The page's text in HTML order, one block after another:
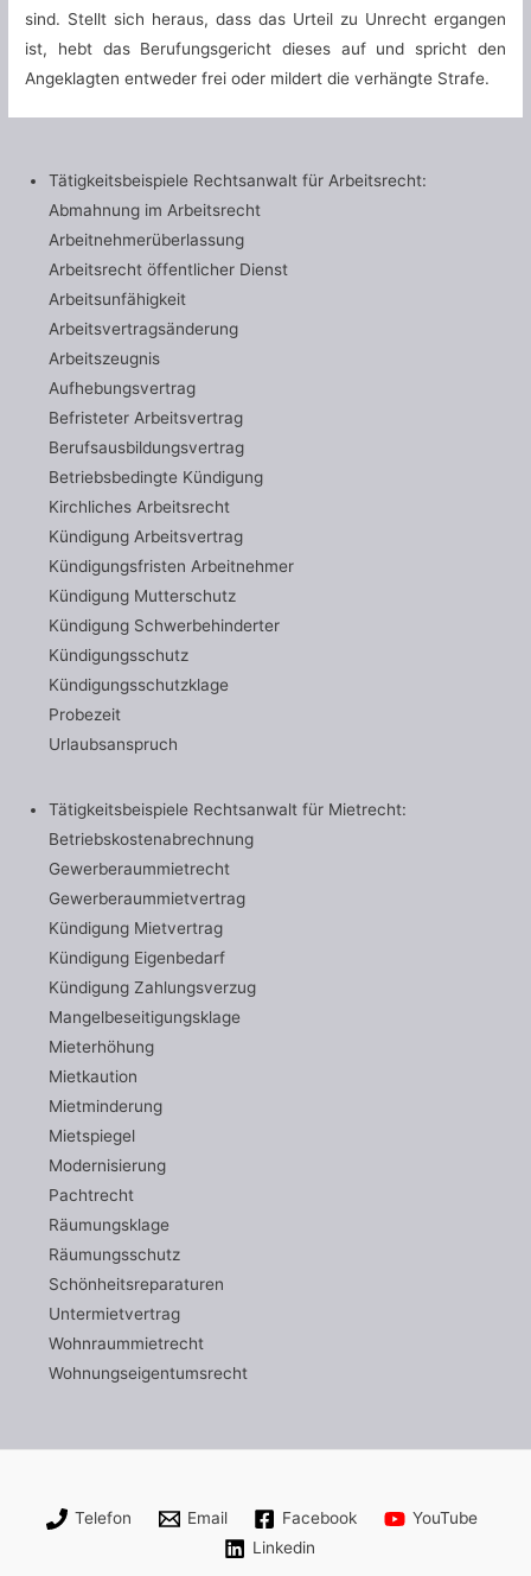
sind. Stellt sich heraus, dass das Urteil zu Unrecht ergangen
ist, hebt das Berufungsgericht dieses auf und spricht den
Angeklagten entweder frei oder mildert die verhängte Strafe.
Tätigkeitsbeispiele Rechtsanwalt für Arbeitsrecht:
Abmahnung im Arbeitsrecht
Arbeitnehmerüberlassung
Arbeitsrecht öffentlicher Dienst
Arbeitsunfähigkeit
Arbeitsvertragsänderung
Arbeitszeugnis
Aufhebungsvertrag
Befristeter Arbeitsvertrag
Berufsausbildungsvertrag
Betriebsbedingte Kündigung
Kirchliches Arbeitsrecht
Kündigung Arbeitsvertrag
Kündigungsfristen Arbeitnehmer
Kündigung Mutterschutz
Kündigung Schwerbehinderter
Kündigungsschutz
Kündigungsschutzklage
Probezeit
Urlaubsanspruch
Tätigkeitsbeispiele Rechtsanwalt für Mietrecht:
Betriebskostenabrechnung
Gewerberaummietrecht
Gewerberaummietvertrag
Kündigung Mietvertrag
Kündigung Eigenbedarf
Kündigung Zahlungsverzug
Mangelbeseitigungsklage
Mieterhöhung
Mietkaution
Mietminderung
Mietspiegel
Modernisierung
Pachtrecht
Räumungsklage
Räumungsschutz
Schönheitsreparaturen
Untermietvertrag
Wohnraummietrecht
Wohnungseigentumsrecht
Telefon Email Facebook
YouTube
Linkedin